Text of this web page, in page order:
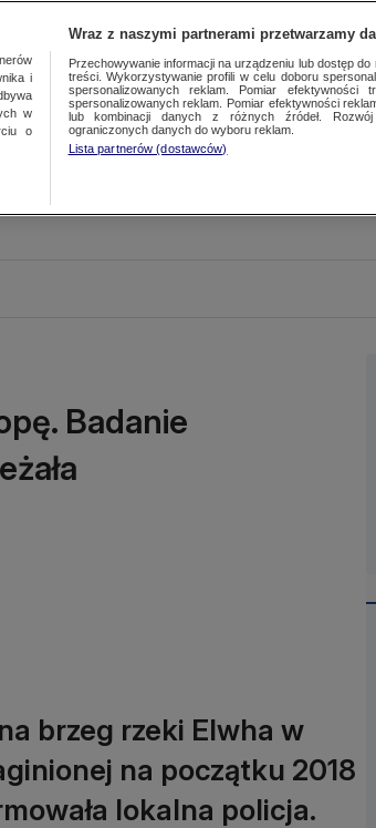
Badanie
brzeg rzeki Elwha w
na początku 2018
lokalna policja.
i
w
o
Wraz z naszymi partnerami przetwarzamy
Przechowywanie informacji na urządzeniu lub dostęp
treści. Wykorzystywanie profili w celu doboru
spersonalizowanych reklam. Pomiar
spersonalizowanych reklam. Pomiar efektywności
lub kombinacji danych z różnych źródeł.
ograniczonych danych do wyboru reklam.
Lista partnerów (dostawców)